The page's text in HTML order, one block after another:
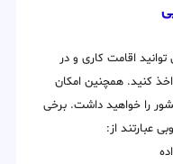
اقامت کاری و در
کنید. همچنین امکان
را خواهید داشت. برخی
عبارتند از: